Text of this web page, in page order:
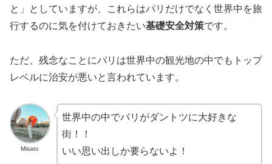
と」としていますが、これらはパリだけでなく世界中を旅
行するのに気を付けておきたい基礎安全対策です。
ただ、残念なことにパリは世界中の観光地の中でもトップ
レベルに治安が悪いと言われています。
Misato
世界中の中でパリがダントツに大好きな
街！！
いい思い出しか要らないよ！